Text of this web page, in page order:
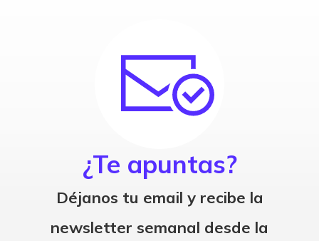
¿Te apuntas?
Déjanos tu email y recibe la
newsletter semanal desde la